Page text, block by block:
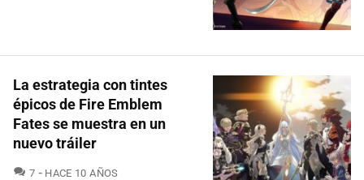
La estrategia con tintes
épicos de Fire Emblem
Fates se muestra en un
nuevo tráiler
7 COMENTARIOS
HACE 10 AÑOS